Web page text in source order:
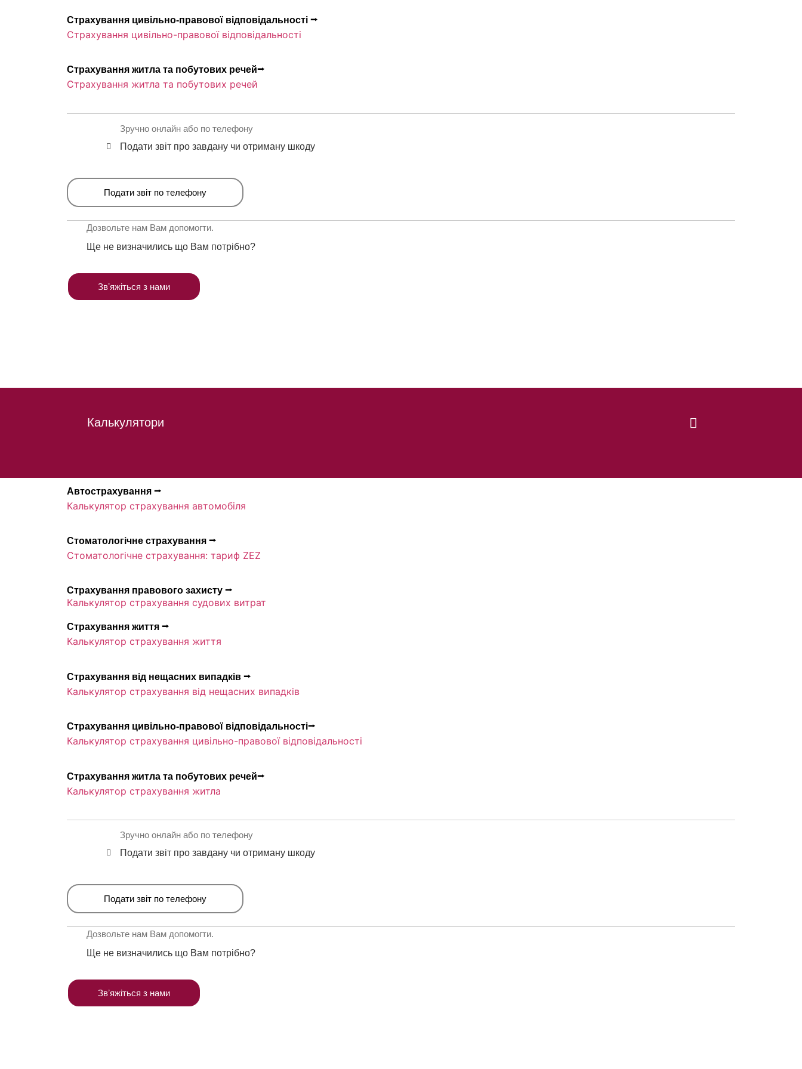
Страхування цивільно-правової відповідальності ⭢
Страхування цивільно-правової відповідальності
Страхування житла та побутових речей⭢
Страхування житла та побутових речей
Подати звіт про завдану чи отриману шкоду
Зручно онлайн або по телефону
Подати звіт по телефону
Ще не визначились що Вам потрібно?
Дозвольте нам Вам допомогти.
Звʼяжіться з нами
Калькулятори
Автострахування ⭢
Калькулятор страхування автомобіля
Стоматологічне страхування ⭢
Стоматологічне страхування: тариф ZEZ
Страхування правового захисту ⭢
Калькулятор страхування судових витрат
Страхування життя ⭢
Калькулятор страхування життя
Страхування від нещасних випадків ⭢
Калькулятор страхування від нещасних випадків
Страхування цивільно-правової відповідальності⭢
Калькулятор страхування цивільно-правової відповідальності
Страхування житла та побутових речей⭢
Калькулятор страхування житла
Подати звіт про завдану чи отриману шкоду
Зручно онлайн або по телефону
Подати звіт по телефону
Ще не визначились що Вам потрібно?
Дозвольте нам Вам допомогти.
Звʼяжіться з нами